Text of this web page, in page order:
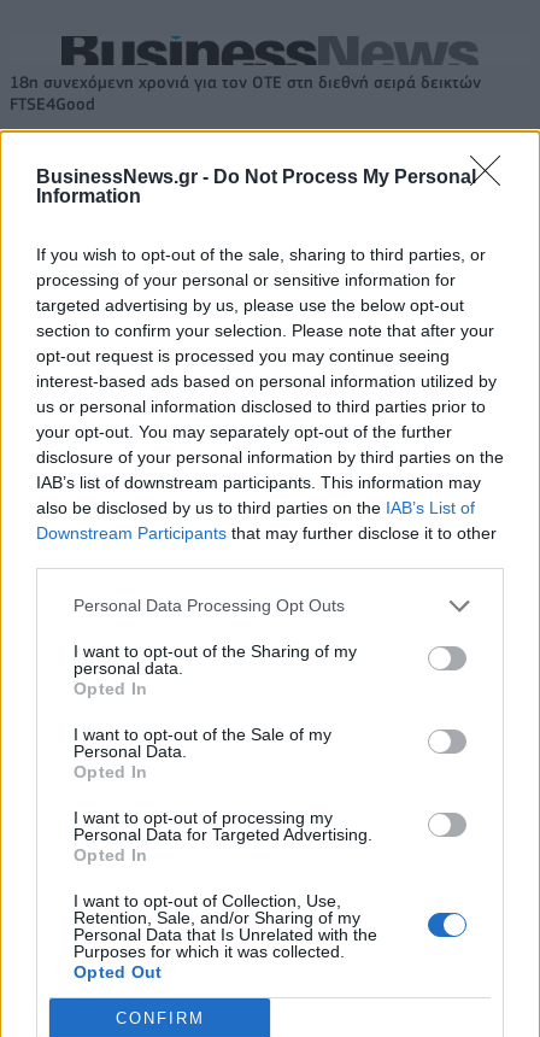
BusinessNews.gr - Do Not Process My Personal
Information
If you wish to opt-out of the sale, sharing to third parties, or
processing of your personal or sensitive information for
targeted advertising by us, please use the below opt-out
section to confirm your selection. Please note that after your
opt-out request is processed you may continue seeing
interest-based ads based on personal information utilized by
us or personal information disclosed to third parties prior to
your opt-out. You may separately opt-out of the further
disclosure of your personal information by third parties on the
IAB’s list of downstream participants. This information may
also be disclosed by us to third parties on the IAB’s List of
Downstream Participants that may further disclose it to other
Personal Data Processing Opt Outs
I want to opt-out of the Sharing of my
personal data.
Opted In
I want to opt-out of the Sale of my
Personal Data.
Opted In
I want to opt-out of processing my
Personal Data for Targeted Advertising.
Opted In
I want to opt-out of Collection, Use,
Retention, Sale, and/or Sharing of my
Personal Data that Is Unrelated with the
Purposes for which it was collected.
Opted Out
CONFIRM
18η συνεχόμενη χρονιά για τον ΟΤΕ στη διεθνή σειρά δεικτών
FTSE4Good
Alpha Bank: Για πρώτη φορά το Αρχαίο Θέατρο Επιδαύρου άνοιξε τις
ΠΕΡΙΣΣΌΤΕΡΑ ΣΕ ΑΥΤΉ ΤΗΝ ΚΑΤΗΓΟΡΊΑ
συμφωνία ΑTTICA - ONEX
18/12/2023 - 09:37
τον Βοτανικό Κήπο
"κρυμμένος θησαυρός"